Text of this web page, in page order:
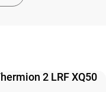
2 LRF XQ50